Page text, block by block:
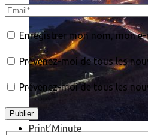
Print’Minute
Enregistrer mon nom, mon
Prévenez-moi de tous les
Prévenez-moi de tous les